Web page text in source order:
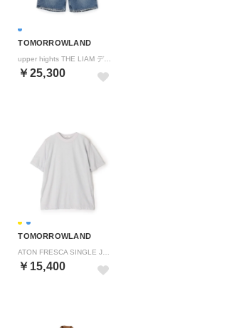
TOMORROWLAND
￥25,300
TOMORROWLAND
￥15,400